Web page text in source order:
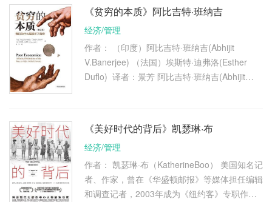
《贫穷的本质》阿比吉特·班纳吉
经济/管理
作者： （印度）阿比吉特·班纳吉(Abhijit
V.Banerjee) （法国）埃斯特·迪弗洛(Esther
Duflo) 译者：景芳 阿比吉特·班纳吉(Abhijit
《美好时代的背后》凯瑟琳·布
经济/管理
作者： 凯瑟琳·布（KatherineBoo） 美国知名记
者、作家，曾在《华盛顿邮报》等媒体担任编辑
和调查记者，2003年成为《纽约客》专职作